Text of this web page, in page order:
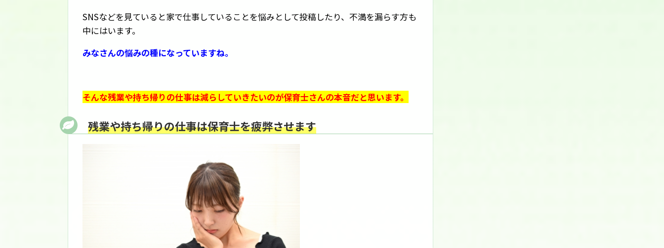
SNSなどを見ていると家で仕事していることを悩みとして投稿したり、不満を漏らす方も
中にはいます。
みなさんの悩みの種になっていますね。
そんな残業や持ち帰りの仕事は減らしていきたいのが保育士さんの本音だと思います。
残業や持ち帰りの仕事は保育士を疲弊させます